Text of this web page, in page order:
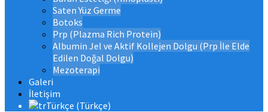
Saten Yüz Germe
Botoks
Prp (Plazma Rich Protein)
Albumin Jel ve Aktif Kollejen Dolgu (Prp İle Elde
Edilen Doğal Dolgu)
Mezoterapi
Galeri
İletişim
Türkçe (Türkçe)